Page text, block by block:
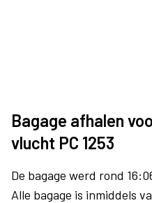
Bagage afhalen
vlucht PC 1253
De bagage werd rond
Alle bagage is inmiddels